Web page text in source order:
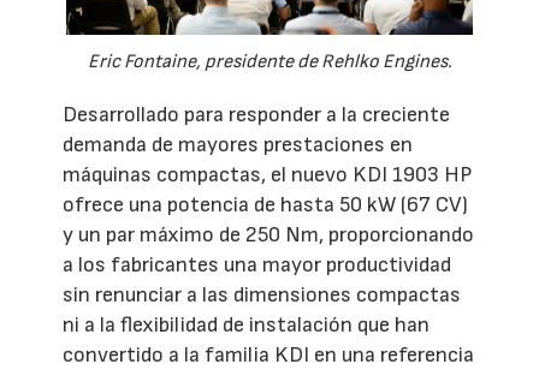
Eric Fontaine, presidente de Rehlko Engines.
Desarrollado para responder a la creciente
demanda de mayores prestaciones en
máquinas compactas, el nuevo KDI 1903 HP
ofrece una potencia de hasta 50 kW (67 CV)
y un par máximo de 250 Nm, proporcionando
a los fabricantes una mayor productividad
sin renunciar a las dimensiones compactas
ni a la flexibilidad de instalación que han
convertido a la familia KDI en una referencia